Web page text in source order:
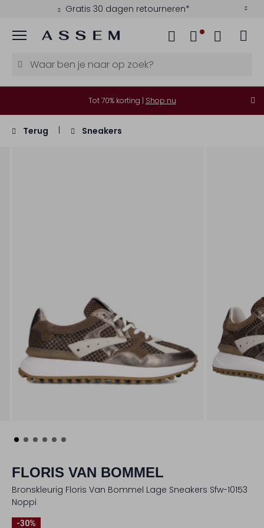
Gratis 30 dagen retourneren*
Menu
Tot 70% korting | Shop nu
Terug Sneakers
FLORIS VAN BOMMEL
Bronskleurig Floris Van Bommel Lage Sneakers Sfw-10153
Noppi
-30%